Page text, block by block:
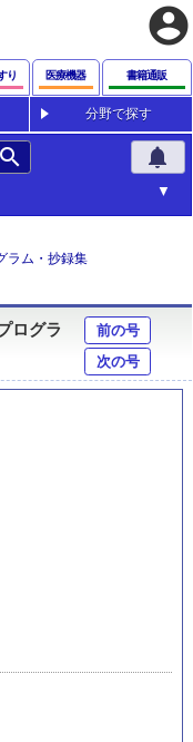
account_circle
り 医療機器 書籍通販
分野で探す
search notifications
ラム・抄録集
ログラ
前の号
次の号